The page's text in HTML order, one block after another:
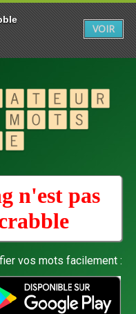
n'est pas
vos mots facilement :
VOIR